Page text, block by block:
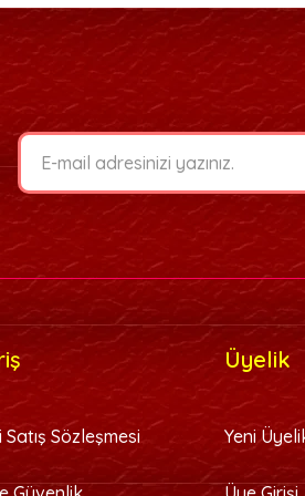
teşekkürler.
Sözleşmesi
Üyelik
Yeni